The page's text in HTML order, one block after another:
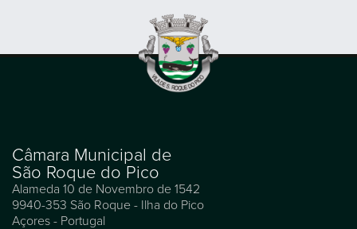
Câmara Municipal de
São Roque do Pico
Alameda 10 de Novembro de 1542
9940-353 São Roque - Ilha do Pico
Açores - Portugal